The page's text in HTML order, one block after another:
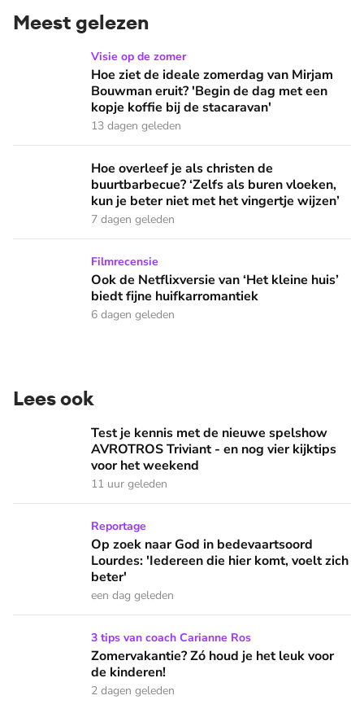
Meest gelezen
Hoe ziet de ideale zomerdag van Mirjam Bouwman eruit?
Visie op de zomer
Hoe ziet de ideale zomerdag van Mirjam
Bouwman eruit? 'Begin de dag met een
kopje koffie bij de stacaravan'
13 dagen geleden
Hoe overleef je als christen de buurtbarbecue? ‘Zelfs als
Hoe overleef je als christen de
buurtbarbecue? ‘Zelfs als buren vloeken,
kun je beter niet met het vingertje wijzen’
7 dagen geleden
Ook de Netflixversie van ‘Het kleine huis’ biedt fijne
Filmrecensie
Ook de Netflixversie van ‘Het kleine huis’
biedt fijne huifkarromantiek
6 dagen geleden
Lees ook
Test je kennis met de nieuwe spelshow AVROTROS
Test je kennis met de nieuwe spelshow
AVROTROS Triviant - en nog vier kijktips
voor het weekend
11 uur geleden
Op zoek naar God in bedevaartsoord Lourdes: 'Iedereen
Reportage
Op zoek naar God in bedevaartsoord
Lourdes: 'Iedereen die hier komt, voelt zich
beter'
een dag geleden
Zomervakantie? Zó houd je het leuk voor de kinderen!
3 tips van coach Carianne Ros
Zomervakantie? Zó houd je het leuk voor
de kinderen!
2 dagen geleden